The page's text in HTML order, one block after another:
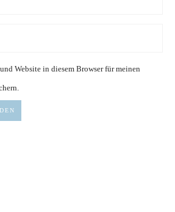
Website in diesem Browser für meinen